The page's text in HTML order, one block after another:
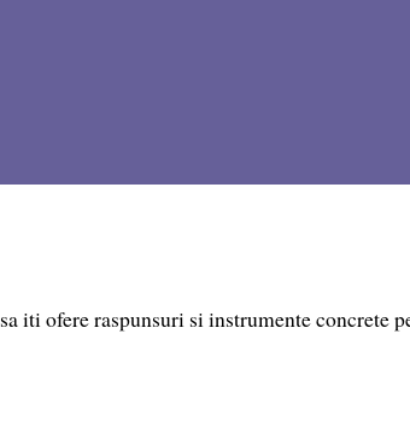
iti ofere raspunsuri si instrumente concrete